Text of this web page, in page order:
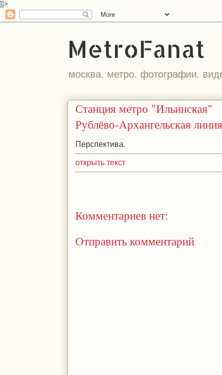
]]>
MetroFanat
москва. метро. фотографии.
Станция метро "Ильинская"
Рублёво-Архангельская линия
Перспектива.
открыть текст
Комментариев нет:
Отправить комментарий